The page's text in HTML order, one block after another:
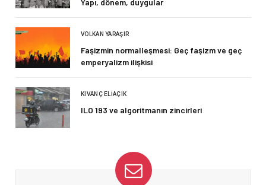
VOLKAN YARAŞIR
Faşizmin normalleşmesi: Geç faşizm ve geç
emperyalizm ilişkisi
KIVANÇ ELIAÇIK
ILO 193 ve algoritmanın zincirleri